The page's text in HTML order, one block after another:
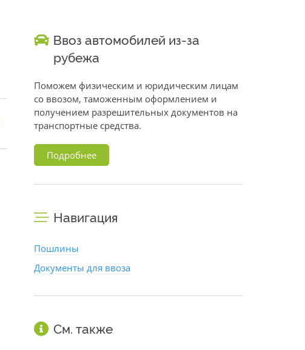
Ввоз автомобилей из-за
рубежа
Поможем физическим и юридическим лицам
со ввозом, таможенным оформлением и
получением разрешительных документов на
транспортные средства.
Подробнее
Навигация
Пошлины
Документы для ввоза
См. также